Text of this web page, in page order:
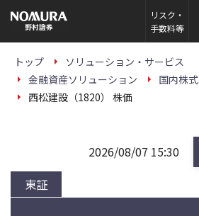
の
ー
リスク・
手数料等
トップ
ソリューション・サービス
金融資産ソリューション
国内株式
西松建設（1820） 株価
東証
2026/08/07 15:30